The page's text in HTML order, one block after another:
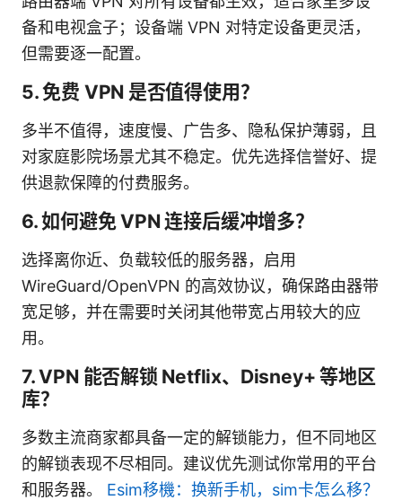
备和电视盒子；设备端 VPN 对特定设备更灵活，
但需要逐一配置。
5. 免费 VPN 是否值得使用？
多半不值得，速度慢、广告多、隐私保护薄弱，且
对家庭影院场景尤其不稳定。优先选择信誉好、提
供退款保障的付费服务。
6. 如何避免 VPN 连接后缓冲增多？
选择离你近、负载较低的服务器，启用
WireGuard/OpenVPN 的高效协议，确保路由器带
宽足够，并在需要时关闭其他带宽占用较大的应
用。
7. VPN 能否解锁 Netflix、Disney+ 等地区
库？
多数主流商家都具备一定的解锁能力，但不同地区
的解锁表现不尽相同。建议优先测试你常用的平台
和服务器。 Esim移機：换新手机，sim卡怎么移？